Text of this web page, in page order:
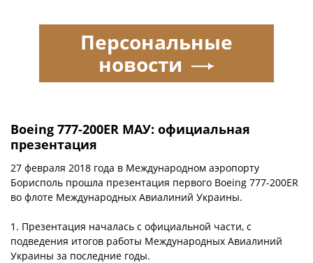
Boeing 777-200ER МАУ: официальная
презентация
27 февраля 2018 года в Международном аэропорту
Борисполь прошла презентация первого Boeing 777-200ER
во флоте Международных Авиалиний Украины.
1. Презентация началась с официальной части, с
подведения итогов работы Международных Авиалиний
Украины за последние годы.
Персональные
новости